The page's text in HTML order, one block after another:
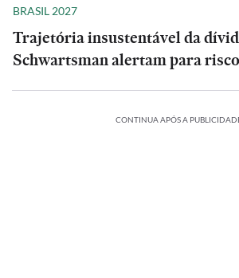
BRASIL 2027
Trajetória insustentável da
Schwartsman alertam para
CONTINUA APÓS A